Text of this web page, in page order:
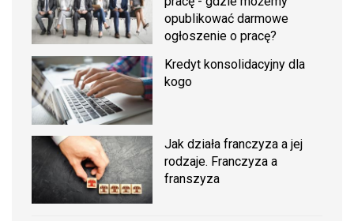
opublikować darmowe
ogłoszenie o pracę?
Kredyt konsolidacyjny dla
kogo
Jak działa franczyza a jej
rodzaje. Franczyza a
franszyza